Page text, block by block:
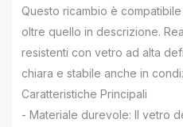
Questo ricambio è
oltre quello in descrizione.
resistenti con vetro ad alta
chiara e stabile anche in
Caratteristiche Principali
- Materiale durevole: Il vetro